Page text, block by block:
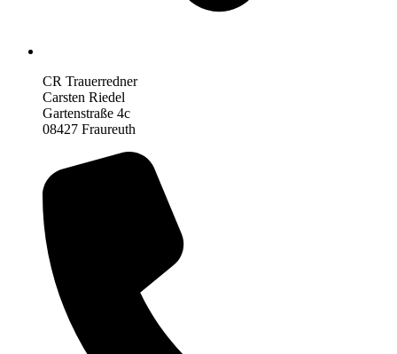
CR Trauerredner
Carsten Riedel
Gartenstraße 4c
08427 Fraureuth